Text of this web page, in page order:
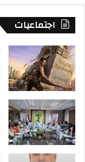
اجتماعيات